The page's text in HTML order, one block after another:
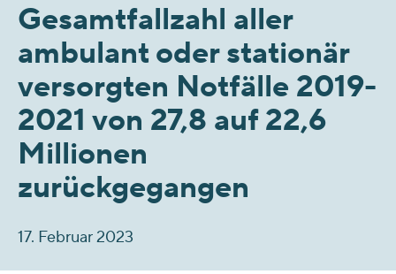
Gesamtfallzahl aller
ambulant oder stationär
versorgten Notfälle 2019-
2021 von 27,8 auf 22,6
Millionen
zurückgegangen
17. Februar 2023